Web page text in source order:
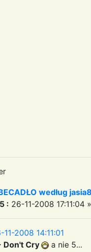
według
: 26-11-2008 17:11:04 »
2008 14:11:01
Don't Cry a nie 5...